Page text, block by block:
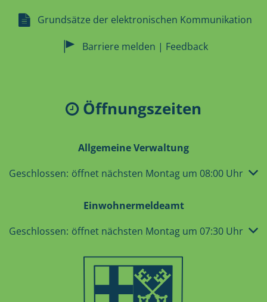
Grundsätze der elektronischen Kommunikation
Barriere melden | Feedback
Öffnungszeiten
Allgemeine Verwaltung
Klicken, um weitere Öffnungs- oder Schließzeiten
Geschlossen: öffnet nächsten Montag um 08:00 Uhr
Einwohnermeldeamt
Klicken, um weitere Öffnungs- oder Schließzeiten
Geschlossen: öffnet nächsten Montag um 07:30 Uhr